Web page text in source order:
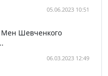
05.06.2023 10:51
Мен Шевченкого
06.03.2023 12:49